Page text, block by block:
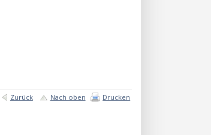
Zurück Nach oben Drucken